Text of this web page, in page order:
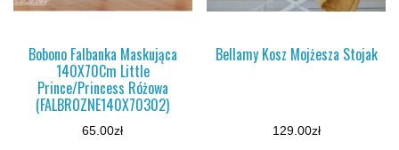
Bobono Falbanka Maskująca
140X70Cm Little
Prince/Princess Różowa
(FALBROZNE140X70302)
65.00zł
Bellamy Kosz Mojżesza Stojak
129.00zł